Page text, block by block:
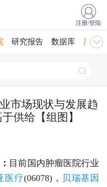
注册/登陆
研究报告 数据库 产业
市场现状与发展趋
供给【组图】
目前国内肿瘤医院行业
医疗(06078)， 贝瑞基因